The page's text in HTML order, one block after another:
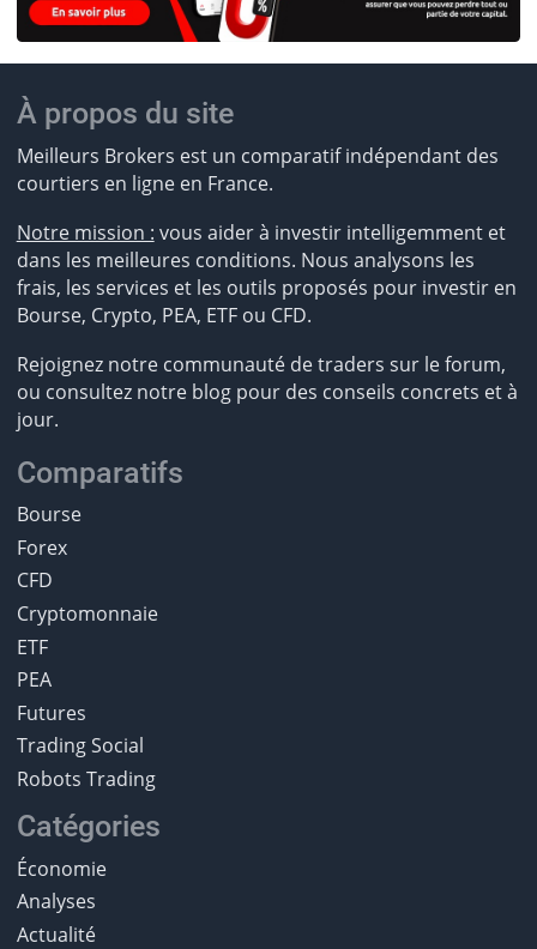
À propos du site
Meilleurs Brokers est un comparatif indépendant des
courtiers en ligne en France.
Notre mission : vous aider à investir intelligemment et
dans les meilleures conditions. Nous analysons les
frais, les services et les outils proposés pour investir en
Bourse, Crypto, PEA, ETF ou CFD.
Rejoignez notre communauté de traders sur le forum,
ou consultez notre blog pour des conseils concrets et à
jour.
Comparatifs
Bourse
Forex
CFD
Cryptomonnaie
ETF
PEA
Futures
Trading Social
Robots Trading
Catégories
Économie
Analyses
Actualité